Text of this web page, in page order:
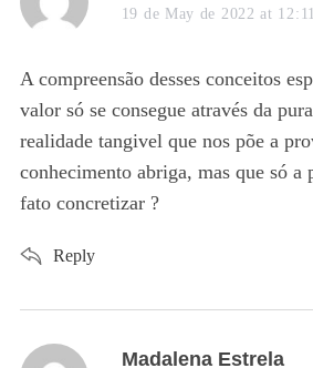
a
s
:
19 de May de 2022 at
A compreensão desses conceitos
valor só se consegue através da
realidade tangivel que nos põe a
conhecimento abriga, mas que só a
fato concretizar ?
Reply
s
Madalena Estrela